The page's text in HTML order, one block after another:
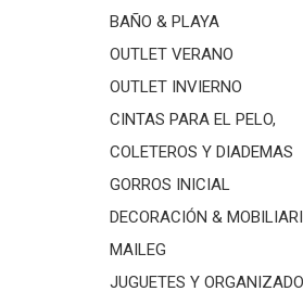
BAÑO & PLAYA
OUTLET VERANO
OUTLET INVIERNO
CINTAS PARA EL PELO,
COLETEROS Y DIADEMAS
GORROS INICIAL
DECORACIÓN &
MAILEG
JUGUETES Y